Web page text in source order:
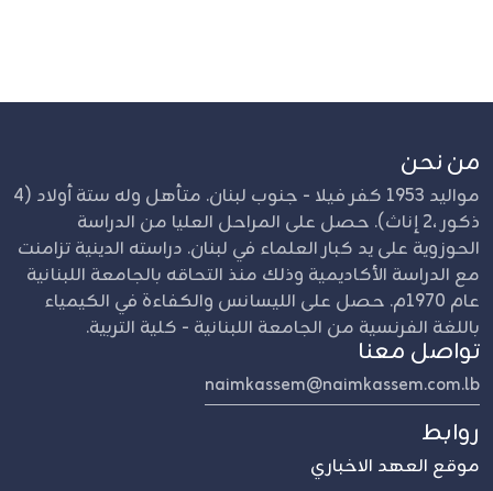
من نحن
مواليد 1953 كفر فيلا - جنوب لبنان. متأهل وله ستة أولاد (4
ذكور ،2 إناث). حصل على المراحل العليا من الدراسة
الحوزوية على يد كبار العلماء في لبنان. دراسته الدينية تزامنت
مع الدراسة الأكاديمية وذلك منذ التحاقه بالجامعة اللبنانية
عام 1970م. حصل على الليسانس والكفاءة في الكيمياء
باللغة الفرنسية من الجامعة اللبنانية - كلية التربية.
تواصل معنا
naimkassem@naimkassem.com.lb
روابط
موقع العهد الاخباري